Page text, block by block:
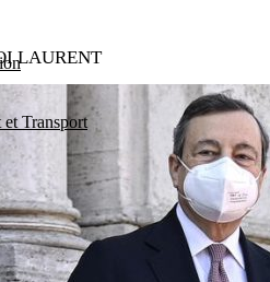
Transport
LAURENT